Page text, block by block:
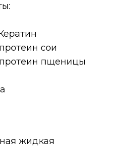
сои
пщеницы
жидкая